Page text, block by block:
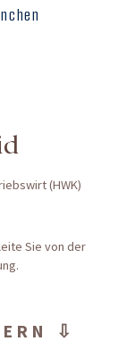
(HWK)
Sie von der
⇩